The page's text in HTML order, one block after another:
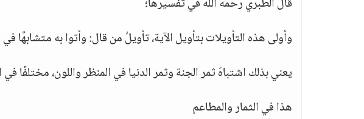
قال الطبري رحمه الله في تفسيرها؛
وأولى هذه التأويلات بتأويل الآية، تأويلُ من قال: وأتوا به متشابهًا
يعني بذلك اشتباهَ ثمر الجنة وثمر الدنيا في المنظر واللون، مختلفًا
هذا في الثمار والمطاعم